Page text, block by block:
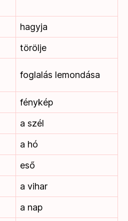
hagyja
törölje
foglalás lemondása
fénykép
a szél
a hó
eső
a vihar
a nap